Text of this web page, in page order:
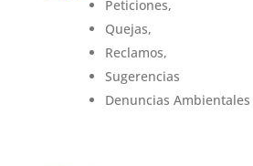
Peticiones,
Quejas,
Reclamos,
Sugerencias
Denuncias Ambientales